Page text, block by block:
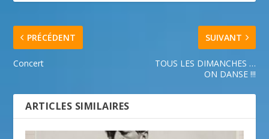
PRÉCÉDENT
Concert
SUIVANT
TOUS LES DIMANCHES …
ON DANSE !!!
ARTICLES SIMILAIRES